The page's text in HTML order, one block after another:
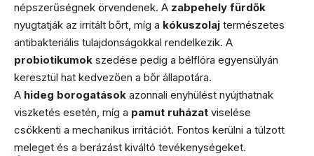
népszerűségnek örvendenek. A zabpehely fürdők
nyugtatják az irritált bőrt, míg a kókuszolaj természetes
antibakteriális tulajdonságokkal rendelkezik. A
probiotikumok szedése pedig a bélflóra egyensúlyán
keresztül hat kedvezően a bőr állapotára.
A hideg borogatások azonnali enyhülést nyújthatnak
viszketés esetén, míg a pamut ruházat viselése
csökkenti a mechanikus irritációt. Fontos kerülni a túlzott
meleget és a berázást kiváltó tevékenységeket.